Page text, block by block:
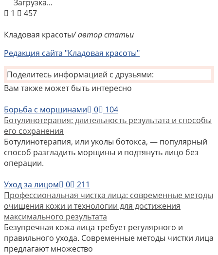
Загрузка...
1
457
Кладовая красоты/ автор статьи
Редакция сайта "Кладовая красоты"
Поделитесь информацией с друзьями:
Вам также может быть интересно
Борьба с морщинами
0
104
Ботулинотерапия: длительность результата и способы
его сохранения
Ботулинотерапия, или уколы ботокса, — популярный
способ разгладить морщины и подтянуть лицо без
операции.
Уход за лицом
0
211
Профессиональная чистка лица: современные методы
очищения кожи и технологии для достижения
максимального результата
Безупречная кожа лица требует регулярного и
правильного ухода. Современные методы чистки лица
предлагают множество